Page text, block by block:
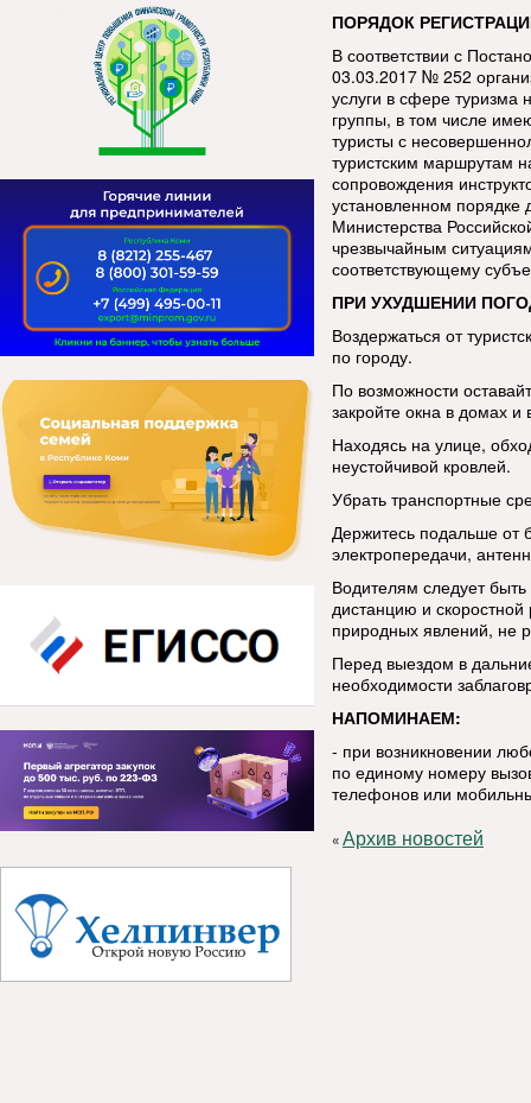
ПОРЯДОК
В соответствии с
03.03.2017 № 252
услуги в сфере туризма
группы, в том числе
туристы с
туристским маршрутам
сопровождения
установленном
Министерства
чрезвычайным
соответствующему
ПРИ УХУДШЕНИИ
Воздержаться от
по городу.
По возможности
закройте окна в домах
Находясь на улице,
неустойчивой кровлей.
Убрать транспортные
Держитесь подальше от
электропередачи,
Водителям следует
дистанцию и
природных явлений, не
Перед выездом в
необходимости
НАПОМИНАЕМ:
- при возникновении
по единому номеру
телефонов или
«Архив новостей